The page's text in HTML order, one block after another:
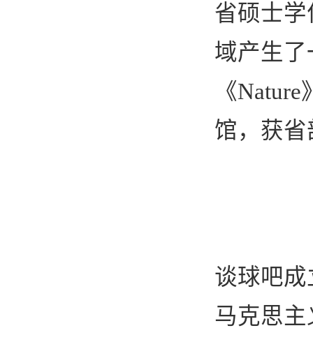
省硕士
域产生
《Nature
馆，获
谈球吧成
马克思